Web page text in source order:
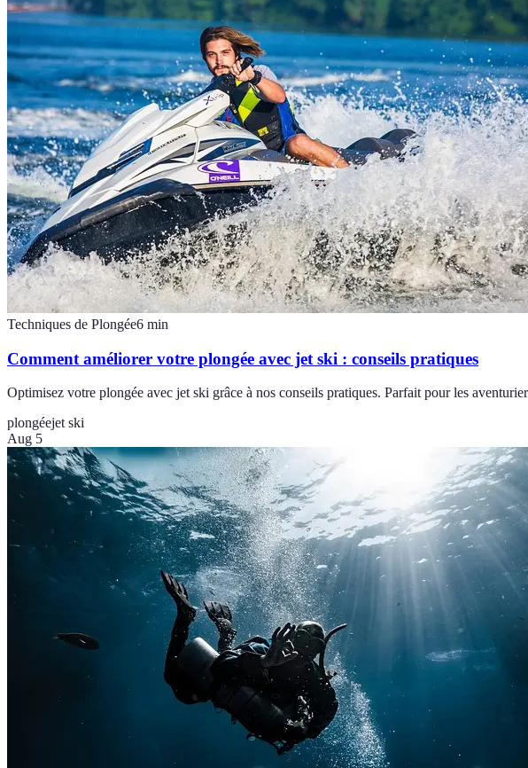
Techniques de Plongée6 min
Comment améliorer votre plongée avec jet ski : conseils pratiques
Optimisez votre plongée avec jet ski grâce à nos conseils pratiques. Parfait pour les
plongéejet ski
Aug 5